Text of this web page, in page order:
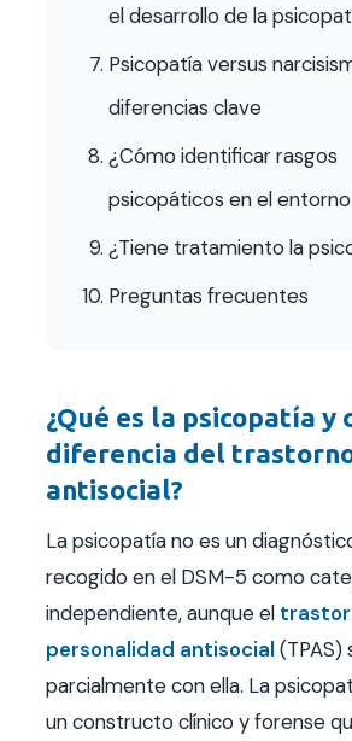
el desarrollo de la
Psicopatía versus
diferencias clave
¿Cómo identificar rasgos
psicopáticos en el
¿Tiene tratamiento la
Preguntas frecuentes
¿Qué es la psicopatía y
diferencia del
antisocial?
La psicopatía no es un
recogido en el DSM-5 como
independiente, aunque el
personalidad antisocial (TPAS)
parcialmente con ella. La
un constructo clínico y forense